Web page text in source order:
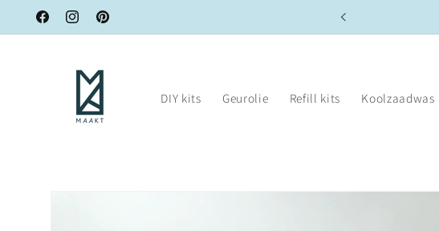
naar de
content
FacebookInstagramPinterest
Hergebruik je kaars met onze refill kits!
DIY kits Geurolie Refill kits Koolzaadwas